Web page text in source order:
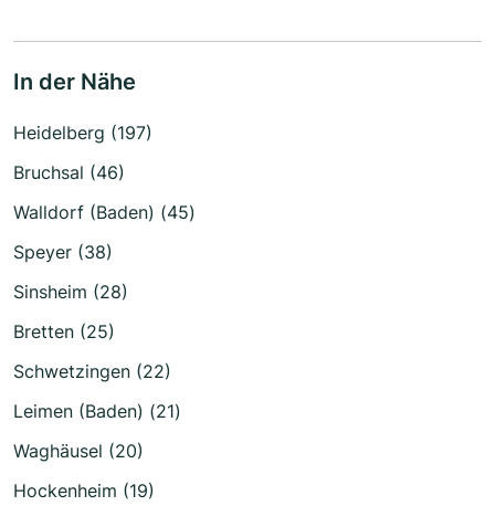
In der Nähe
Heidelberg (197)
Bruchsal (46)
Walldorf (Baden) (45)
Speyer (38)
Sinsheim (28)
Bretten (25)
Schwetzingen (22)
Leimen (Baden) (21)
Waghäusel (20)
Hockenheim (19)